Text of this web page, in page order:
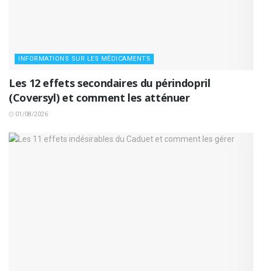
INFORMATIONS SUR LES MÉDICAMENTS
Les 12 effets secondaires du périndopril
(Coversyl) et comment les atténuer
01/08/2026